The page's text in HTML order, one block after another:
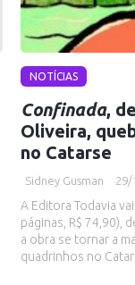
NOTÍCIAS
Confinada,
Oliveira,
no Catarse
Sidney Gusman 29/
A Editora Todavia
páginas, R$ 74,90),
a obra se tornar a
quadrinhos no